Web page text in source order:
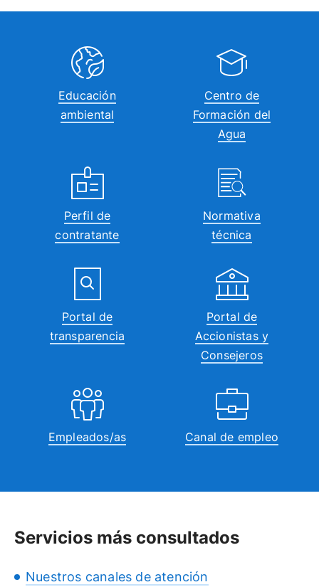
Educación
ambiental
Centro de
Formación del
Agua
Perfil de
contratante
Normativa
técnica
Portal de
transparencia
Portal de
Accionistas y
Consejeros
Empleados/as Canal de empleo
Servicios más consultados
Nuestros canales de atención